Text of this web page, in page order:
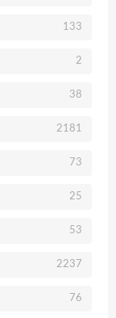
133
2
38
2181
73
25
53
2237
76